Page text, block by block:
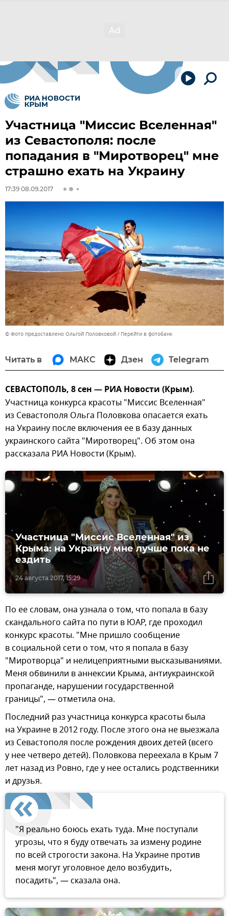
Участница "Миссис Вселенная"
из Севастополя: после
попадания в "Миротворец" мне
страшно ехать на Украину
17:39 08.09.2017
© Фото предоставлено Ольгой Половковой Перейти в фотобанк
Читать в МАКС Дзен Telegram
СЕВАСТОПОЛЬ, 8 сен — РИА Новости (Крым).
Участница конкурса красоты "Миссис Вселенная"
из Севастополя Ольга Половкова опасается ехать
на Украину после включения ее в базу данных
украинского сайта "Миротворец". Об этом она
рассказала РИА Новости (Крым).
24 августа 2017, 15:29
Участница "Миссис Вселенная" из
Крыма: на Украину мне лучше пока не
ездить
По ее словам, она узнала о том, что попала в базу
скандального сайта по пути в ЮАР, где проходил
конкурс красоты. "Мне пришло сообщение
в социальной сети о том, что я попала в базу
"Миротворца" и нелицеприятными высказываниями.
Меня обвинили в аннексии Крыма, антиукраинской
пропаганде, нарушении государственной
границы", — отметила она.
Последний раз участница конкурса красоты была
на Украине в 2012 году. После этого она не выезжала
из Севастополя после рождения двоих детей (всего
у нее четверо детей). Половкова переехала в Крым 7
лет назад из Ровно, где у нее остались родственники
и друзья.
"Я реально боюсь ехать туда. Мне поступали
угрозы, что я буду отвечать за измену родине
по всей строгости закона. На Украине против
меня могут уголовное дело возбудить,
посадить", — сказала она.